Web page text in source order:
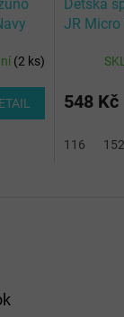
(2 ks)
Dětská
JR
548 Kč
116 152